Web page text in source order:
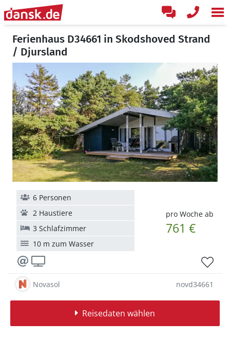
Ferienhaus D34661 in Skodshoved Strand
/ Djursland
pro Woche ab
761 €
6 Personen
2 Haustiere
3 Schlafzimmer
10 m zum Wasser
Novasol novd34661
Reisedaten wählen